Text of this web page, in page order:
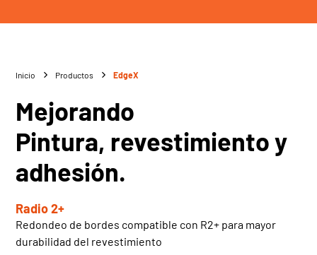
Inicio Productos EdgeX
Mejorando
Pintura, revestimiento y
adhesión.
Radio 2+
Redondeo de bordes compatible con R2+ para mayor
durabilidad del revestimiento